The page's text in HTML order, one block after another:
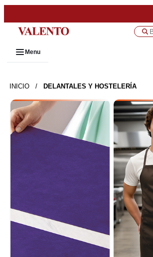
Menu
INICIO / DELANTALES Y HOSTELERÍA